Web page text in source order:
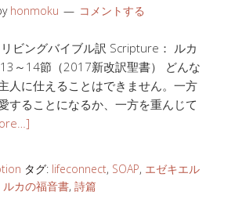
honmoku コメントする
ビングバイブル訳 Scripture： ルカ
～14節（2017新改訳聖書） どんな
人に仕えることはできません。一方
することになるか、一方を重んじて
タグ: lifeconnect, SOAP, エゼキエル
ルカの福音書, 詩篇